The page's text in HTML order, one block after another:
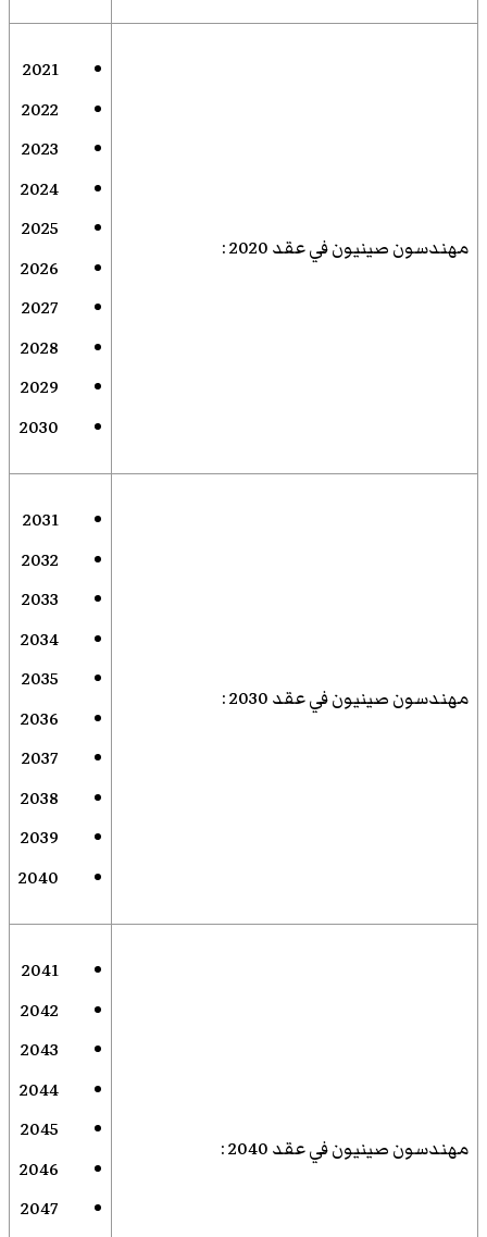
مهندسون صينيون في عقد 2020 :
2021
2022
2023
2024
2025
2026
2027
2028
2029
2030
مهندسون صينيون في عقد 2030 :
2031
2032
2033
2034
2035
2036
2037
2038
2039
2040
مهندسون صينيون في عقد 2040 :
2041
2042
2043
2044
2045
2046
2047